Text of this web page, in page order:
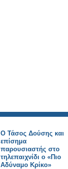
Ο Τάσος Δούσης και
επίσημα
παρουσιαστής στο
τηλεπαιχνίδι ο «Πιο
Αδύναμο Κρίκο»